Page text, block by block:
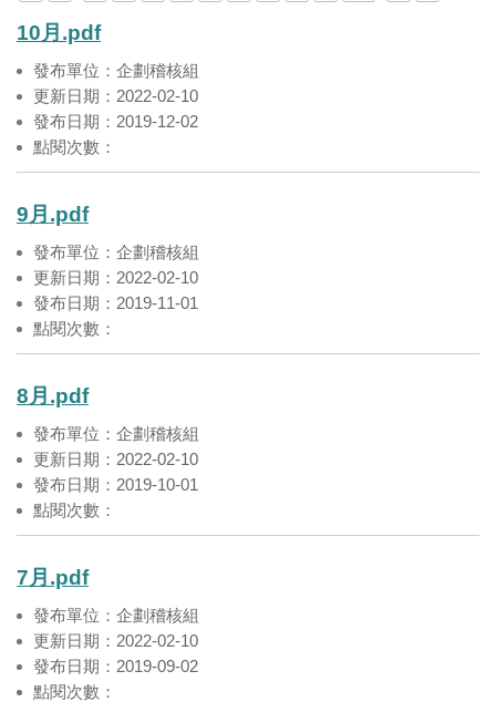
10月.pdf
發布單位：企劃稽核組
更新日期：2022-02-10
發布日期：2019-12-02
點閱次數：
9月.pdf
發布單位：企劃稽核組
更新日期：2022-02-10
發布日期：2019-11-01
點閱次數：
8月.pdf
發布單位：企劃稽核組
更新日期：2022-02-10
發布日期：2019-10-01
點閱次數：
7月.pdf
發布單位：企劃稽核組
更新日期：2022-02-10
發布日期：2019-09-02
點閱次數：